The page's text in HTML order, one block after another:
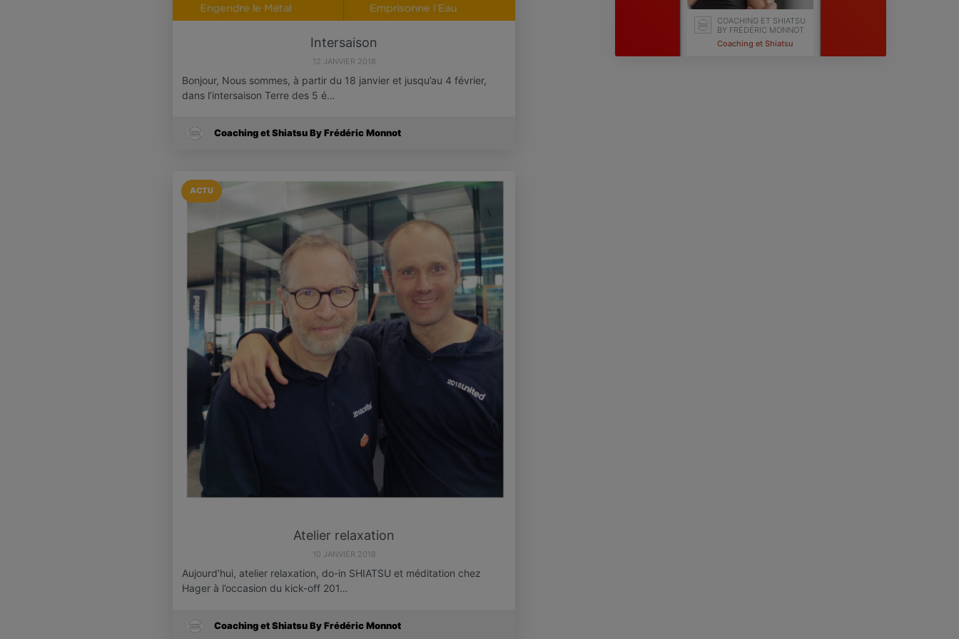
Intersaison
12 JANVIER 2018
Bonjour, Nous sommes, à partir du 18 janvier et jusqu’au 4 février,
dans l’intersaison Terre des 5 é…
Coaching et Shiatsu By Frédéric Monnot
ACTU
Atelier relaxation
10 JANVIER 2018
Aujourd’hui, atelier relaxation, do-in SHIATSU et méditation chez
Hager à l’occasion du kick-off 201…
Coaching et Shiatsu By Frédéric Monnot
COACHING ET SHIATSU
BY FRÉDÉRIC MONNOT
Coaching et Shiatsu